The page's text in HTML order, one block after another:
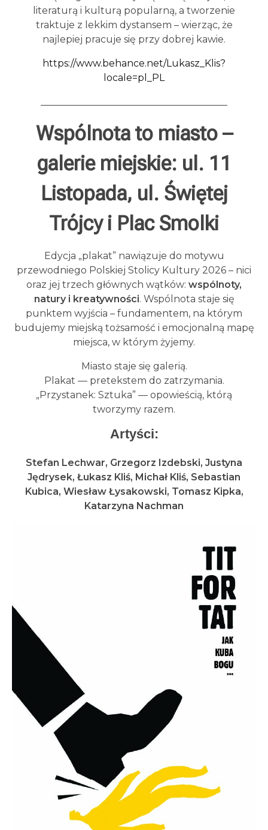
literaturą i kulturą popularną, a tworzenie
traktuje z lekkim dystansem – wierząc, że
najlepiej pracuje się przy dobrej kawie.
https://www.behance.net/Lukasz_Klis?
locale=pl_PL
Wspólnota to miasto –
galerie miejskie: ul. 11
Listopada, ul. Świętej
Trójcy i Plac Smolki
Edycja „plakat” nawiązuje do motywu
przewodniego Polskiej Stolicy Kultury 2026 – nici
oraz jej trzech głównych wątków: wspólnoty,
natury i kreatywności. Wspólnota staje się
punktem wyjścia – fundamentem, na którym
budujemy miejską tożsamość i emocjonalną mapę
miejsca, w którym żyjemy.
Miasto staje się galerią.
Plakat — pretekstem do zatrzymania.
„Przystanek: Sztuka” — opowieścią, którą
tworzymy razem.
Artyści:
Stefan Lechwar, Grzegorz Izdebski, Justyna
Jędrysek, Łukasz Kliś, Michał Kliś, Sebastian
Kubica, Wiesław Łysakowski, Tomasz Kipka,
Katarzyna Nachman